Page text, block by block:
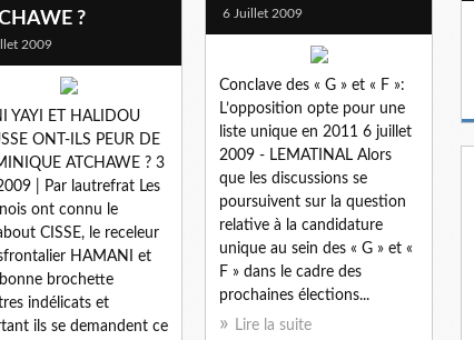
?
2009
YAYI ET HALIDOU
ONT-ILS PEUR DE
ATCHAWE ? 3
| Par lautrefrat Les
ont connu le
CISSE, le receleur
HAMANI et
brochette
indélicats et
ils se demandent ce
6 Juillet 2009
Conclave des « G » et « F »:
L’opposition opte pour une
liste unique en 2011 6 juillet
2009 - LEMATINAL Alors
que les discussions se
poursuivent sur la question
relative à la candidature
unique au sein des « G » et «
F » dans le cadre des
prochaines élections...
Lire la suite